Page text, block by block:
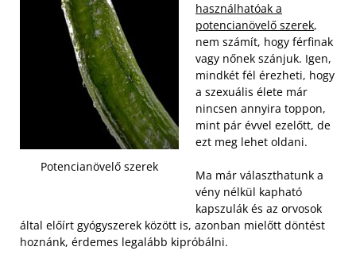
Potencianövelő szerek
használhatóak a
potencianövelő szerek,
nem számít, hogy férfinak
vagy nőnek szánjuk. Igen,
mindkét fél érezheti, hogy
a szexuális élete már
nincsen annyira toppon,
mint pár évvel ezelőtt, de
ezt meg lehet oldani.
Ma már választhatunk a
vény nélkül kapható
kapszulák és az orvosok
által előírt gyógyszerek között is, azonban mielőtt döntést
hoznánk, érdemes legalább kipróbálni.